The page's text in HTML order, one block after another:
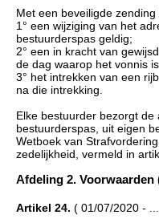
Met een beveiligde
1° een wijziging van het
bestuurderspas geldig;
2° een in kracht van
de dag waarop het vonnis
3° het intrekken van een
na die intrekking.
Elke bestuurder bezorgt
bestuurderspas, uit eigen
Wetboek van
zedelijkheid, vermeld in
Afdeling 2. Voorwaarden
Artikel 24. ( 01/07/2020 -